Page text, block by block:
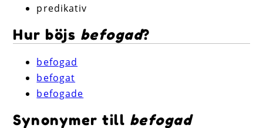
predikativ
Hur böjs befogad?
befogad
befogat
befogade
Synonymer till befogad